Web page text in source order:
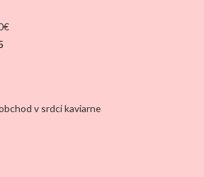
€
v srdci kaviarne